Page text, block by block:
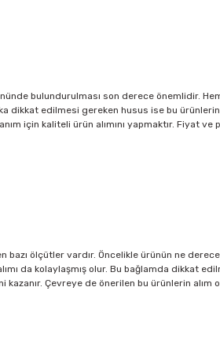
bulundurulması son derece önemlidir.
dikkat edilmesi gereken husus ise bu ürünlerin
için kaliteli ürün alımını yapmaktır. Fiyat
ölçütler vardır. Öncelikle ürünün ne
da kolaylaşmış olur. Bu bağlamda dikkat
Çevreye de önerilen bu ürünlerin alım